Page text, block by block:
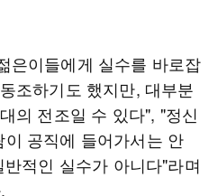
은이들에게 실수를 바로잡
조하기도 했지만, 대부분
의 전조일 수 있다", "정신
공직에 들어가서는 안
적인 실수가 아니다"라며